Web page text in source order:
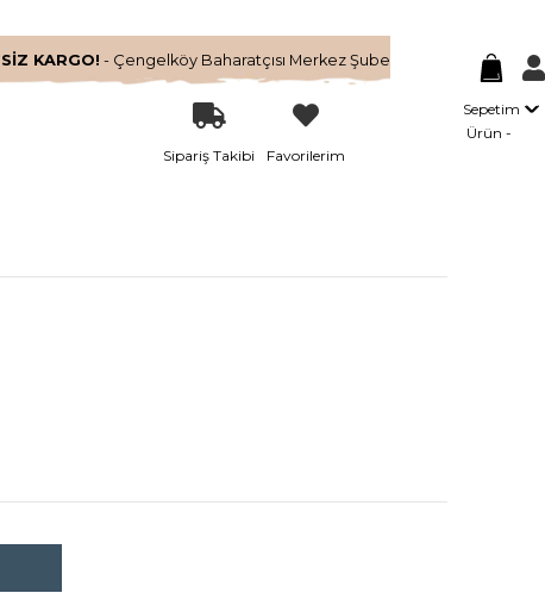
KARGO! - Çengelköy Baharatçısı Merkez Şube
Sipariş Takibi Favorilerim
Sepetim
Ürün